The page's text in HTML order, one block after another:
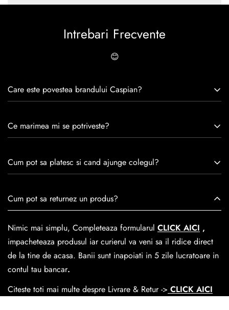
Intrebari Frecvente
😊
Care este povestea brandului Caspian?
experiență de peste 30 de ani în industria modei, Caspian se
satisfacția clienților.Fiecare pereche de încălțăminte Caspian
este creată cu mândrie de meșteri pricepuți, care aduc la
trecerea timpului.
Ce marimea mi se potriveste?
Cum pot sa platesc si cand ajunge colegul?
medie livrarea dureaza 1-2 zilelucratoare prin
Easybox-ul Emag.
Cosul de livrareeste 15 lei pentru o comanda mai mica de
390 lei si Gratuit pentru o comanda de peste 390 lei.
Cum pot sa returnez un produs?
Nimic mai simplu, Completeaza formularul CLICK AICI ,
impacheteaza produsul iar curierul va veni sa il ridice direct
de la tine de acasa. Banii sunt inapoiati in 5 zile lucratoare in
contul tau bancar.
Citeste toti mai multe despre Livrare & Retur -> CLICK AICI